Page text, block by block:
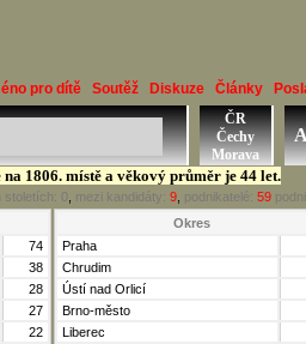
pro dítě Soutěž Diskuze Články
1806. místě a věkový průměr je 44 let.
stoletích: 0 mezi kandidáty: 9 podnikatelé: 59
ČR
Čechy
Morava
74
38
28
27
22
Okres
Praha
Chrudim
Ústí nad Orlicí
Brno-město
Liberec